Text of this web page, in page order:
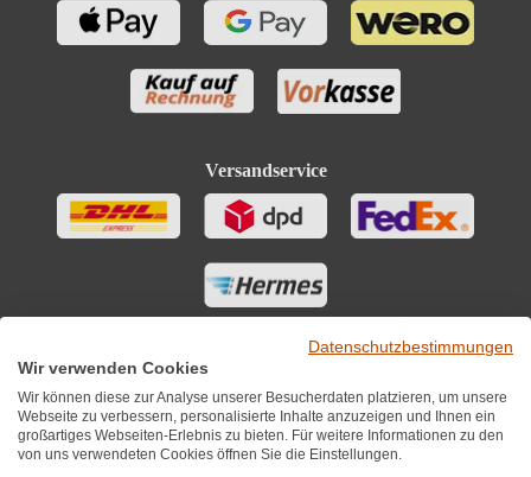
Versandservice
Datenschutzbestimmungen
Wir verwenden Cookies
Wir können diese zur Analyse unserer Besucherdaten platzieren, um unsere
Webseite zu verbessern, personalisierte Inhalte anzuzeigen und Ihnen ein
großartiges Webseiten-Erlebnis zu bieten. Für weitere Informationen zu den
von uns verwendeten Cookies öffnen Sie die Einstellungen.